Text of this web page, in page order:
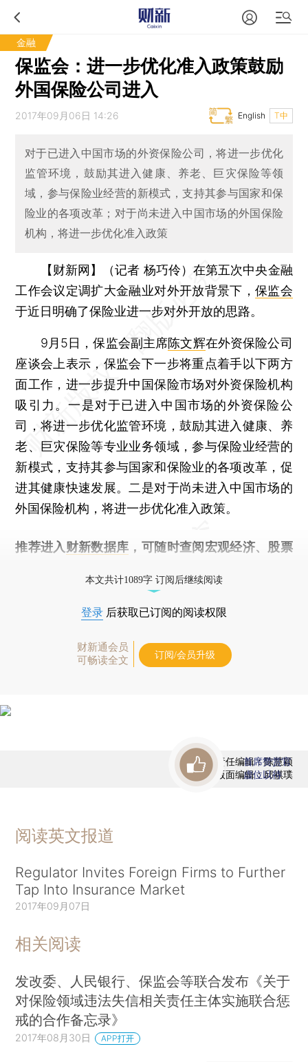
金融
保监会：进一步优化准入政策鼓励
外国保险公司进入
2017年09月06日 14:26 T中
English
对于已进入中国市场的外资保险公司，将进一步优化
监管环境，鼓励其进入健康、养老、巨灾保险等领
域，参与保险业经营的新模式，支持其参与国家和保
险业的各项改革；对于尚未进入中国市场的外国保险
机构，将进一步优化准入政策
【财新网】（记者 杨巧伶） 在第五次中央金融
工作会议定调扩大金融业对外开放背景下， 保监会
于近日明确了保险业进一步对外开放的思路。
9月5日，保监会副主席陈文辉在外资保险公司
座谈会上表示，保监会下一步将重点着手以下两方
面工作，进一步提升中国保险市场对外资保险机构
吸引力。一是对于已进入中国市场的外资保险公
司，将进一步优化监管环境，鼓励其进入健康、养
老、巨灾保险等专业业务领域，参与保险业经营的
新模式，支持其参与国家和保险业的各项改革，促
进其健康快速发展。二是对于尚未进入中国市场的
外国保险机构，将进一步优化准入政策。
推荐进入 财新数据库 ，可随时查阅宏观经济、股票
本文共计1089字 订阅后继续阅读
登录 后获取已订阅的阅读权限
财新通会员
可畅读全文
订阅/会员升级
责任编辑：陈慧颖
版面编辑：邱祺璞
首席赞赏官
虚位以待
阅读英文报道
Regulator Invites Foreign Firms to Further
Tap Into Insurance Market
2017年09月07日
相关阅读
发改委、人民银行、保监会等联合发布《关于
对保险领域违法失信相关责任主体实施联合惩
戒的合作备忘录》
2017年08月30日 APP打开